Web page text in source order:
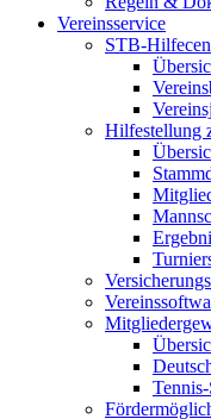
Vereinsservice
STB-
Hilfestellung